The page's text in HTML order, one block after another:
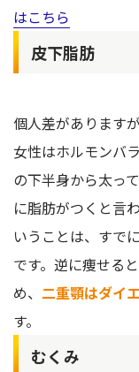
はこちら
皮下脂肪
個人差があります
女性はホルモンバ
の下半身から太っ
に脂肪がつくと言
いうことは、すで
です。逆に痩せる
め、 二重顎はダイ
す。
むくみ